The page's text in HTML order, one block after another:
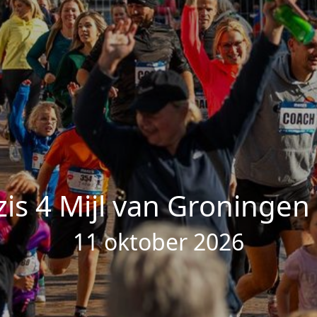
4 Mijl van
11 oktober 2026